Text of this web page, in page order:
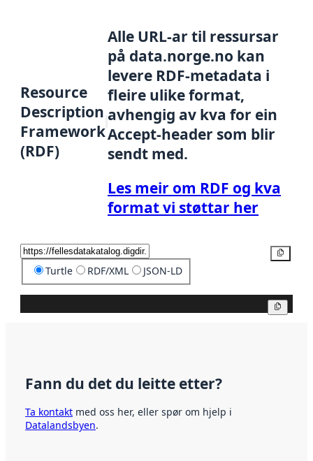
Resource
Description
Framework
(RDF)
Alle URL-ar til ressursar
på data.norge.no kan
levere RDF-metadata i
fleire ulike format,
avhengig av kva for ein
Accept-header som blir
sendt med.
Les meir om RDF og kva
format vi støttar her
Turtle RDF/XML JSON-LD
Fann du det du leitte etter?
Ta kontakt med oss her, eller spør om hjelp i
Datalandsbyen.